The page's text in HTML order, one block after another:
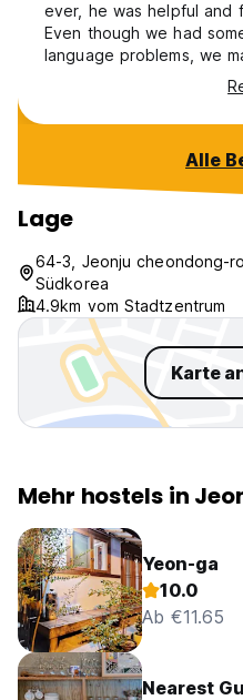
ever, he was helpful and
Even though we had
language problems, we
work! The bathroom was
and offered shampoo
gel for free. It is an
water refill and coffee
great too. The location
just walking distance to
everything. As a solo
wouldn’t recommend it as
social at all but with a
just relax it’s perfect.
Alle
Lage
64-3, Jeonju cheondong-
Südkorea
4.9km vom Stadtzentrum
Karte
Mehr hostels in
Yeon-ga
10.0
Ab €11.65
Nearest